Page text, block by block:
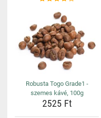
Robusta Togo Grade1 -
szemes kávé, 100g
2525 Ft